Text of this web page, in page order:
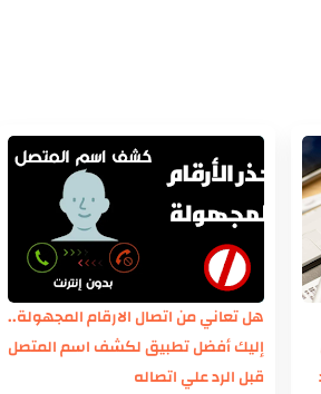
هل تعاني من اتصال الارقام المجهولة..
إليك أفضل تطبيق لكشف اسم المتصل
قبل الرد علي اتصاله